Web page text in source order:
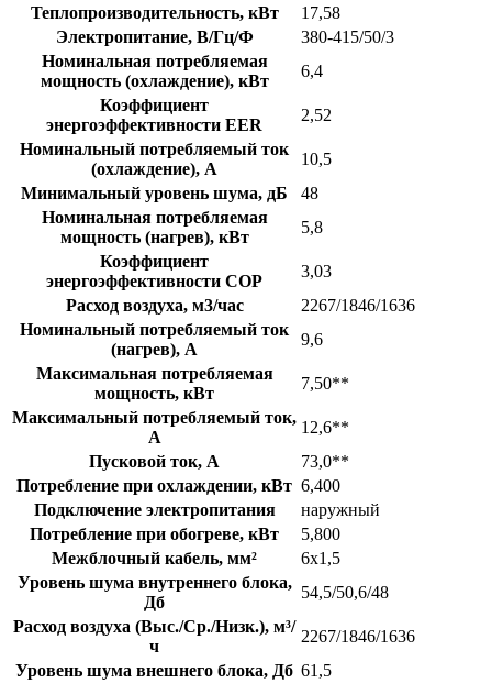
Теплопроизводительность, кВт
17,58
Электропитание, В/Гц/Ф
380-415/50/3
Номинальная потребляемая
мощность (охлаждение), кВт
6,4
Коэффициент
энергоэффективности EER
2,52
Номинальный потребляемый ток
(охлаждение), А
10,5
Минимальный уровень шума, дБ
48
Номинальная потребляемая
мощность (нагрев), кВт
5,8
Коэффициент
энергоэффективности COP
3,03
Расход воздуха, м3/час
2267/1846/1636
Номинальный потребляемый ток
(нагрев), А
9,6
Максимальная потребляемая
мощность, кВт
7,50**
Максимальный потребляемый ток,
А
12,6**
Пусковой ток, А
73,0**
Потребление при охлаждении, кВт 6,400
Подключение электропитания
наружный
Потребление при обогреве, кВт
5,800
Межблочный кабель, мм²
6х1,5
Уровень шума внутреннего блока,
Дб
54,5/50,6/48
Расход воздуха (Выс./Ср./Низк.), м³/
ч
2267/1846/1636
Уровень шума внешнего блока, Дб 61,5